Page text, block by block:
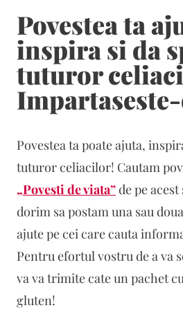
Povestea ta
inspira si da
tuturor
Povestea ta poate ajuta,
tuturor celiacilor! Cautam
„Povesti de viata”de pe
dorim sa postam una sau
ajute pe cei care cauta
Pentru efortul vostru de a va
va va trimite cate un pachet
gluten!